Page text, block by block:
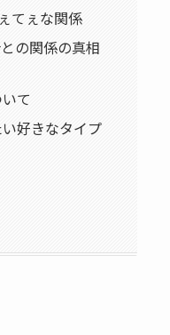
てぇな関係
の関係の真相
て
好きなタイプ